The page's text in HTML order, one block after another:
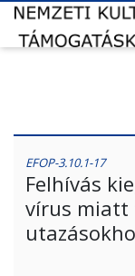
EFOP-3.10.1-17
Felhívás
vírus miatt